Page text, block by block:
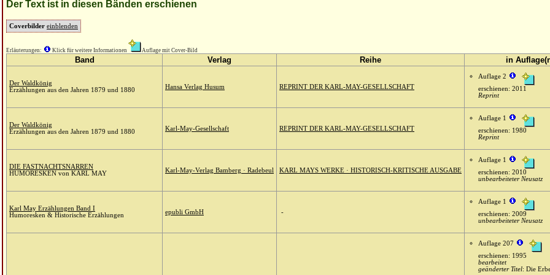
Der Text ist in diesen Bänden erschienen
Coverbilder einblenden
Erläuterungen: Klick für weitere Informationen Auflage mit Cover-Bild
Band Verlag Reihe in
Der Waldkönig
Erzählungen aus den Jahren 1879 und 1880
Hansa Verlag Husum REPRINT DER KARL-MAY-GESELLSCHAFT
Auflage 2
erschienen: 2011
Reprint
Der Waldkönig
Erzählungen aus den Jahren 1879 und 1880
Karl-May-Gesellschaft REPRINT DER KARL-MAY-GESELLSCHAFT
Auflage 1
erschienen: 1980
Reprint
DIE FASTNACHTSNARREN
HUMORESKEN von KARL MAY
Karl-May-Verlag Bamberg · Radebeul KARL MAYS WERKE · HISTORISCH-KRITISCHE AUSGABE
Auflage 1
erschienen: 2010
unbearbeiteter Neusatz
Karl May Erzählungen Band I
Humoresken & Historische Erzählungen
epubli GmbH -
Auflage 1
erschienen: 2009
unbearbeiteter Neusatz
Auflage 207
erschienen: 1995
bearbeitet
geänderter Titel: Die